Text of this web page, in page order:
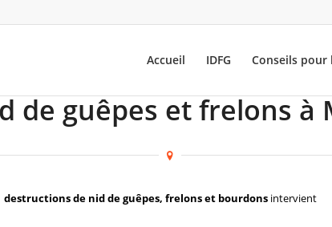
Accueil IDFG Conseils pour
de guêpes et frelons à
de nid de guêpes, frelons et bourdons intervient